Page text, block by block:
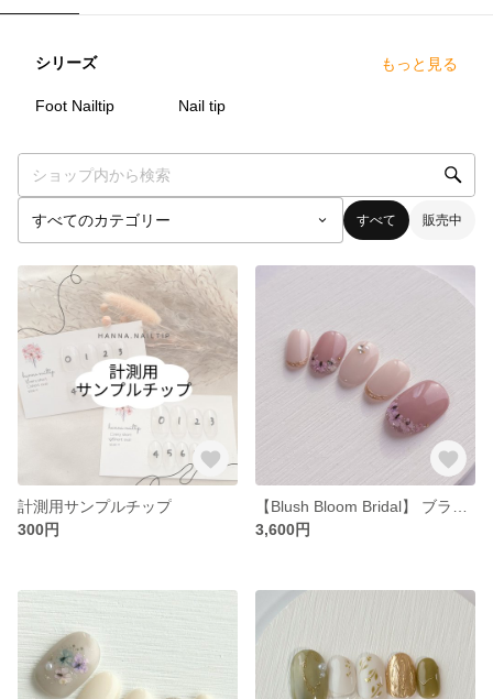
シリーズ もっと見る
Foot Nailtip Nail tip
すべて 販売中
計測用サンプルチップ
300円
3,600円